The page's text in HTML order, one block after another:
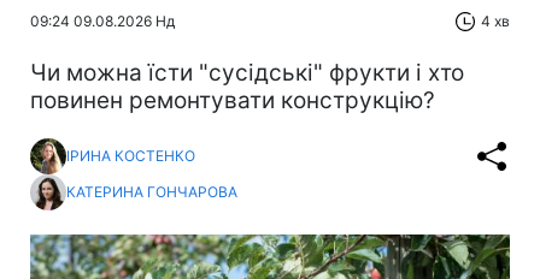
09:24 09.08.2026 Нд 4 хв
Чи можна їсти "сусідські" фрукти і хто
повинен ремонтувати конструкцію?
ІРИНА КОСТЕНКО
КАТЕРИНА ГОНЧАРОВА